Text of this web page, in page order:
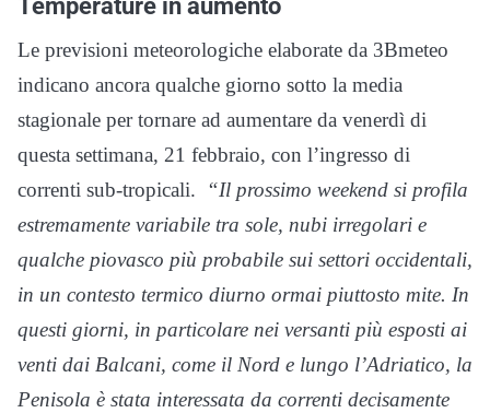
Temperature in aumento
Le previsioni meteorologiche elaborate da 3Bmeteo
indicano ancora qualche giorno sotto la media
stagionale per tornare ad aumentare da venerdì di
questa settimana, 21 febbraio, con l’ingresso di
correnti sub-tropicali. “Il prossimo weekend si profila
estremamente variabile tra sole, nubi irregolari e
qualche piovasco più probabile sui settori occidentali,
in un contesto termico diurno ormai piuttosto mite. In
questi giorni, in particolare nei versanti più esposti ai
venti dai Balcani, come il Nord e lungo l’Adriatico, la
Penisola è stata interessata da correnti decisamente